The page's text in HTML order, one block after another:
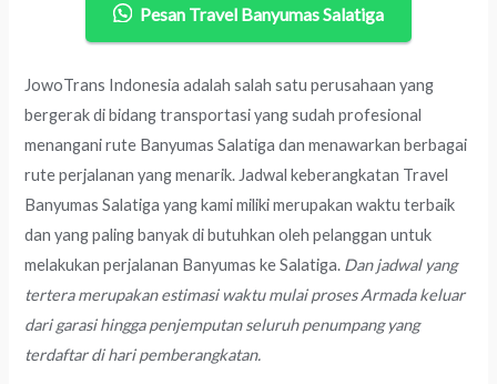
Pesan Travel Banyumas Salatiga
JowoTrans Indonesia adalah salah satu perusahaan yang
bergerak di bidang transportasi yang sudah profesional
menangani rute Banyumas Salatiga dan menawarkan berbagai
rute perjalanan yang menarik. Jadwal keberangkatan Travel
Banyumas Salatiga yang kami miliki merupakan waktu terbaik
dan yang paling banyak di butuhkan oleh pelanggan untuk
melakukan perjalanan Banyumas ke Salatiga. Dan jadwal yang
tertera merupakan estimasi waktu mulai proses Armada keluar
dari garasi hingga penjemputan seluruh penumpang yang
terdaftar di hari pemberangkatan.